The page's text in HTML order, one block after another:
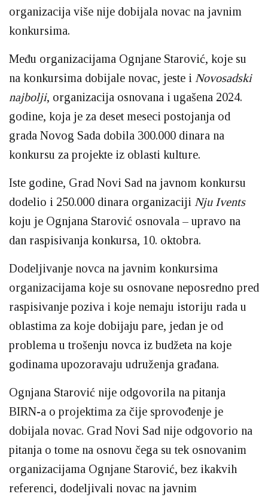
organizacija više nije dobijala novac na javnim
konkursima.
Među organizacijama Ognjane Starović, koje su
na konkursima dobijale novac, jeste i Novosadski
najbolji, organizacija osnovana i ugašena 2024.
godine, koja je za deset meseci postojanja od
grada Novog Sada dobila 300.000 dinara na
konkursu za projekte iz oblasti kulture.
Iste godine, Grad Novi Sad na javnom konkursu
dodelio i 250.000 dinara organizaciji Nju Ivents
koju je Ognjana Starović osnovala – upravo na
dan raspisivanja konkursa, 10. oktobra.
Dodeljivanje novca na javnim konkursima
organizacijama koje su osnovane neposredno pred
raspisivanje poziva i koje nemaju istoriju rada u
oblastima za koje dobijaju pare, jedan je od
problema u trošenju novca iz budžeta na koje
godinama upozoravaju udruženja građana.
Ognjana Starović nije odgovorila na pitanja
BIRN-a o projektima za čije sprovođenje je
dobijala novac. Grad Novi Sad nije odgovorio na
pitanja o tome na osnovu čega su tek osnovanim
organizacijama Ognjane Starović, bez ikakvih
referenci, dodeljivali novac na javnim